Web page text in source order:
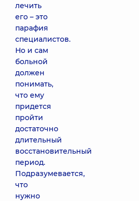
лечить
его – это
парафия
специалистов.
Но и сам
больной
должен
понимать,
что ему
придется
пройти
достаточно
длительный
восстановительный
период.
Подразумевается,
что
нужно